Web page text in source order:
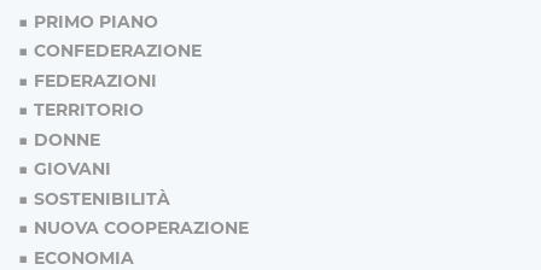
PRIMO PIANO
CONFEDERAZIONE
FEDERAZIONI
TERRITORIO
DONNE
GIOVANI
SOSTENIBILITÀ
NUOVA COOPERAZIONE
ECONOMIA